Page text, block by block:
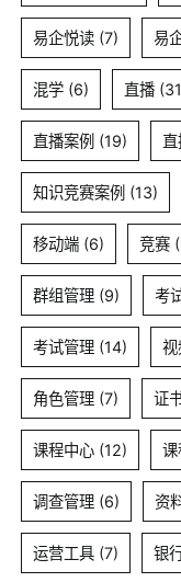
易企悦读 (7) 易
混学 (6) 直播
直播案例 (19)
知识竞赛案例 (13)
移动端 (6) 竞赛
群组管理 (9) 考
考试管理 (14) 视
角色管理 (7) 证
课程中心 (12) 课
调查管理 (6) 资
运营工具 (7) 银